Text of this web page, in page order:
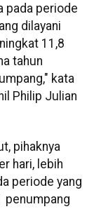
pada periode
dilayani
11,8
tahun
kata
Philip Julian
pihaknya
hari, lebih
periode yang
penumpang